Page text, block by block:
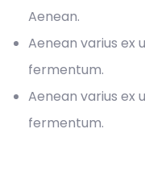
Aenean.
Aenean varius ex
fermentum.
Aenean varius ex
fermentum.